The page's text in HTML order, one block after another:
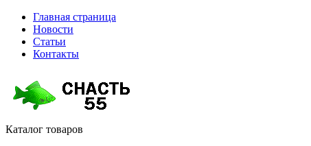
Главная страница
Новости
Статьи
Контакты
Каталог товаров